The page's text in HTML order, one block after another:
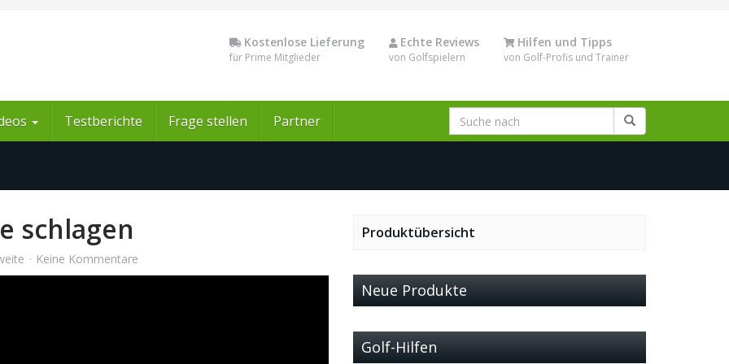
Kostenlose Lieferung
für Prime Mitglieder
Echte Reviews
von Golfspielern
Hilfen und Tipps
von Golf-Profis und Trainer
Testberichte Frage stellen Partner
schlagen
Keine Kommentare
Produktübersicht
Neue Produkte
Golf-Hilfen